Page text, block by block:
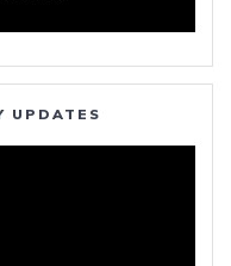
UPDATES